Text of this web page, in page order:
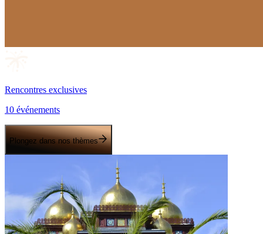
Rencontres exclusives
10 événements
Plongez dans nos thèmes